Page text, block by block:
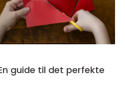
guide til det perfekte